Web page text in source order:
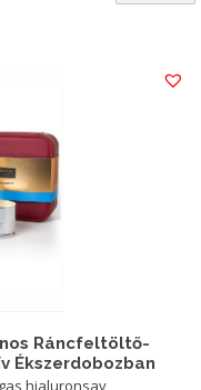
Ráncfeltöltő-
Ékszerdobozban